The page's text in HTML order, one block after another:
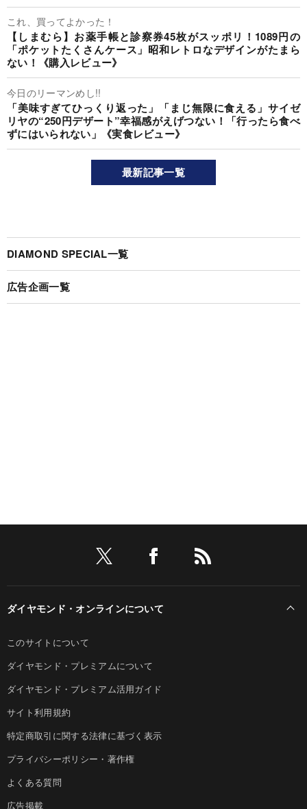
これ、買ってよかった！
【しまむら】お薬手帳と診察券45枚がスッポリ！1089円の
「ポケットたくさんケース」昭和レトロなデザインがたまら
ない！《購入レビュー》
今日のリーマンめし!!
「美味すぎてひっくり返った」「まじ無限に食える」サイゼ
リヤの“250円デザート”幸福感がえげつない！「行ったら食べ
ずにはいられない」《実食レビュー》
最新記事一覧
DIAMOND SPECIAL一覧
広告企画一覧
ダイヤモンド・オンラインについて
このサイトについて
ダイヤモンド・プレミアムについて
ダイヤモンド・プレミアム活用ガイド
サイト利用規約
特定商取引に関する法律に基づく表示
プライバシーポリシー・著作権
よくある質問
広告掲載